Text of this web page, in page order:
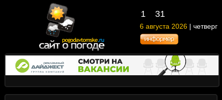
1 31
6 августа 2026 | четверг